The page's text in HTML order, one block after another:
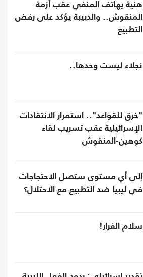
هنية يهاتف المنفي عقب أزمة
المنقوش.. والدبيبة يؤكد على رفض
التطبيع
نجلاء ليست وحدها..
"خرق للقواعد".. استمرار الانتقادات
الإسرائيلية عقب تسريب لقاء
كوهين-المنقوش
إلى أي مستوى ستصل الاحتجاجات
في ليبيا ضد التطبيع مع الاحتلال؟
سلام الفرار!